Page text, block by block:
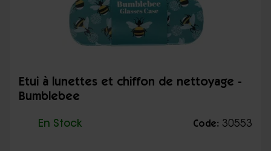
Etui à lunettes et chiffon de nettoyage -
Bumblebee
En Stock Code: 30553